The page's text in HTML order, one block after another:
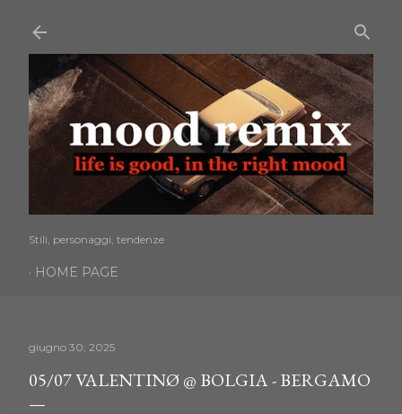
Stili, personaggi, tendenze
HOME PAGE
giugno 30, 2025
05/07 VALENTINØ @ BOLGIA - BERGAMO